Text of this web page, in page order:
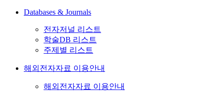
Databases & Journals
전자저널 리스트
학술DB 리스트
주제별 리스트
해외전자자료 이용안내
해외전자자료 이용안내